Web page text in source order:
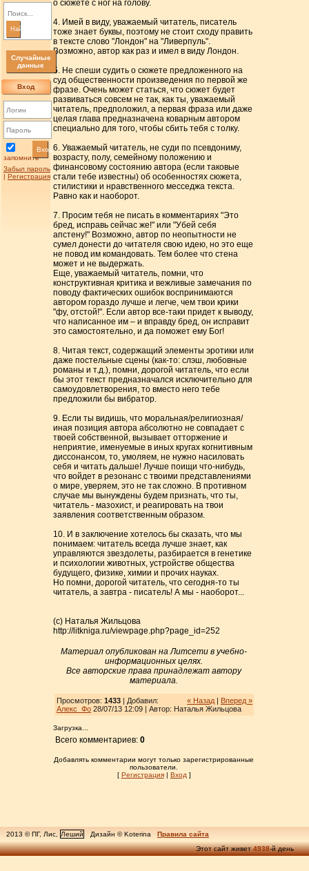
Найти
Случайные
данные
Вход
запомнить
Вход
Забыл пароль
| Регистрация
о сюжете с ног на голову.
4. Имей в виду, уважаемый читатель, писатель
тоже знает буквы, поэтому не стоит сходу править
в тексте слово "Лондон" на "Ливерпуль".
Возможно, автор как раз и имел в виду Лондон.
5. Не спеши судить о сюжете предложенного на
суд общественности произведения по первой же
фразе. Очень может статься, что сюжет будет
развиваться совсем не так, как ты, уважаемый
читатель, предположил, а первая фраза или даже
целая глава предназначена коварным автором
специально для того, чтобы сбить тебя с толку.
6. Уважаемый читатель, не суди по псевдониму,
возрасту, полу, семейному положению и
финансовому состоянию автора (если таковые
стали тебе известны) об особенностях сюжета,
стилистики и нравственного месседжа текста.
Равно как и наоборот.
7. Просим тебя не писать в комментариях "Это
бред, исправь сейчас же!" или "Убей себя
апстену!" Возможно, автор по неопытности не
сумел донести до читателя свою идею, но это еще
не повод им командовать. Тем более что стена
может и не выдержать.
Еще, уважаемый читатель, помни, что
конструктивная критика и вежливые замечания по
поводу фактических ошибок воспринимаются
автором гораздо лучше и легче, чем твои крики
"фу, отстой!". Если автор все-таки придет к выводу,
что написанное им – и вправду бред, он исправит
это самостоятельно, и да поможет ему Бог!
8. Читая текст, содержащий элементы эротики или
даже постельные сцены (как-то: слэш, любовные
романы и т.д.), помни, дорогой читатель, что если
бы этот текст предназначался исключительно для
самоудовлетворения, то вместо него тебе
предложили бы вибратор.
9. Если ты видишь, что моральная/религиозная/
иная позиция автора абсолютно не совпадает с
твоей собственной, вызывает отторжение и
неприятие, именуемые в иных кругах когнитивным
диссонансом, то, умоляем, не нужно насиловать
себя и читать дальше! Лучше поищи что-нибудь,
что войдет в резонанс с твоими представлениями
о мире, уверяем, это не так сложно. В противном
случае мы вынуждены будем признать, что ты,
читатель - мазохист, и реагировать на твои
заявления соответственным образом.
10. И в заключение хотелось бы сказать, что мы
понимаем: читатель всегда лучше знает, как
управляются звездолеты, разбирается в генетике
и психологии животных, устройстве общества
будущего, физике, химии и прочих науках.
Но помни, дорогой читатель, что сегодня-то ты
читатель, а завтра - писатель! А мы - наоборот...
(с) Наталья Жильцова
http://litkniga.ru/viewpage.php?page_id=252
Материал опубликован на Литсети в учебно-
информационных целях.
Все авторские права принадлежат автору
материала.
« Назад | Вперед »
Просмотров: 1433| Добавил:
Алекс_Фо28/07/13 12:09 | Автор: Наталья Жильцова
Загрузка...
Всего комментариев:0
Добавлять комментарии могут только зарегистрированные
пользователи.
[ Регистрация| Вход ]
2013 © ПГ, Лис, Леший Дизайн © Koterina
Правила сайта
Этот сайт живет4938-й день